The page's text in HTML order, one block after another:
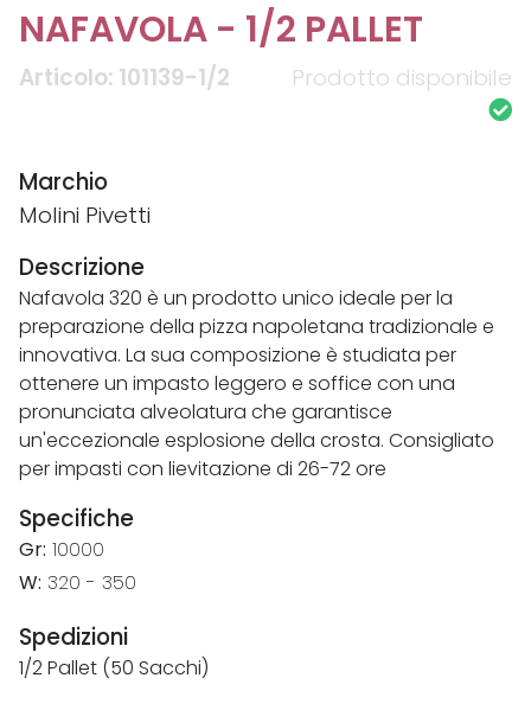
NAFAVOLA - 1/2 PALLET
Articolo: 101139-1/2 Prodotto disponibile
Marchio
Molini Pivetti
Descrizione
Nafavola 320 è un prodotto unico ideale per la
preparazione della pizza napoletana tradizionale e
innovativa. La sua composizione è studiata per
ottenere un impasto leggero e soffice con una
pronunciata alveolatura che garantisce
un'eccezionale esplosione della crosta. Consigliato
per impasti con lievitazione di 26-72 ore
Specifiche
Gr: 10000
W: 320 - 350
Spedizioni
1/2 Pallet (50 Sacchi)